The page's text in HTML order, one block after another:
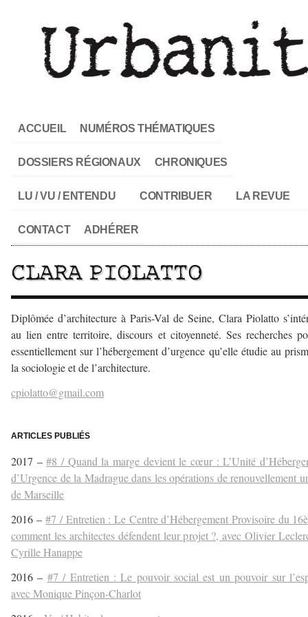
ACCUEIL NUMÉROS THÉMATIQUES
DOSSIERS RÉGIONAUX CHRONIQUES
LU / VU / ENTENDU CONTRIBUER LA REVUE
CONTACT ADHÉRER
CLARA PIOLATTO
Diplômée d’architecture à Paris-Val de Seine, Clara Piolatto
au lien entre territoire, discours et citoyenneté. Ses recherches
essentiellement sur l’hébergement d’urgence qu’elle étudie au
la sociologie et de l’architecture.
cpiolatto@gmail.com
ARTICLES PUBLIÉS
2017 –#8 / Quand la marge devient le cœur : L’Unité
d’Urgence de la Madrague dans les opérations de renouvellement
de Marseille
2016 –#7 / Entretien : Le Centre d’Hébergement Provisoire du
comment les architectes défendent leur projet ?, avec Olivier
Cyrille Hanappe
2016 – #7 / Entretien : Le pouvoir social est un pouvoir sur
avec Monique Pinçon-Charlot